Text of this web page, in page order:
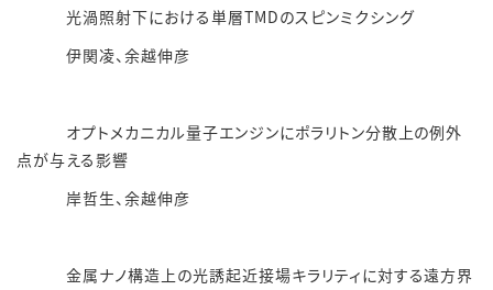
光渦照射下における単層TMDのスピンミクシング
伊関凌、余越伸彦
オプトメカニカル量子エンジンにポラリトン分散上の例外
点が与える影響
岸哲生、余越伸彦
金属ナノ構造上の光誘起近接場キラリティに対する遠方界